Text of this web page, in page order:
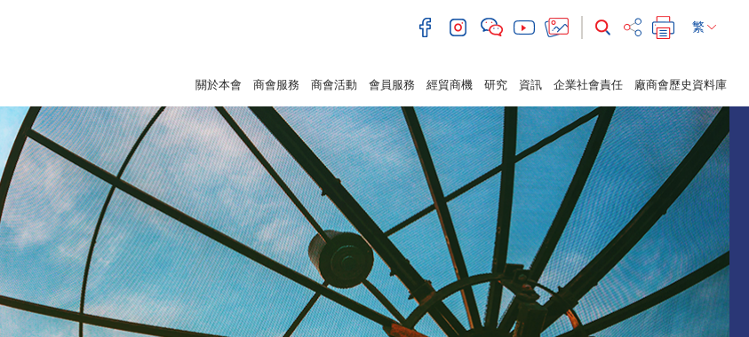
繁
關於本會 商會服務 商會活動 會員服務 經貿商機 研究 資訊 企業社會責任 廠商會歷史資料庫